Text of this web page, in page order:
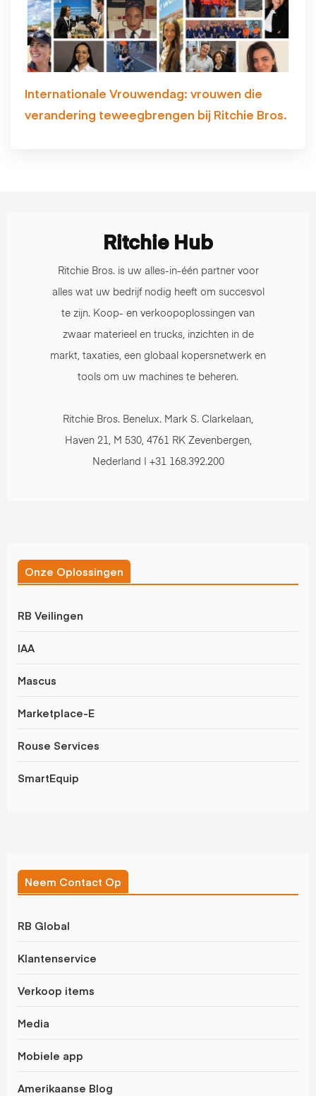
Internationale Vrouwendag: vrouwen die
verandering teweegbrengen bij Ritchie Bros.
Ritchie Hub
Ritchie Bros. is uw alles-in-één partner voor
alles wat uw bedrijf nodig heeft om succesvol
te zijn. Koop- en verkoopoplossingen van
zwaar materieel en trucks, inzichten in de
markt, taxaties, een globaal kopersnetwerk en
tools om uw machines te beheren.
Ritchie Bros. Benelux. Mark S. Clarkelaan,
Haven 21, M 530, 4761 RK Zevenbergen,
Nederland | +31 168.392.200
Onze Oplossingen
RB Veilingen
IAA
Mascus
Marketplace-E
Rouse Services
SmartEquip
Neem Contact Op
RB Global
Klantenservice
Verkoop items
Media
Mobiele app
Amerikaanse Blog